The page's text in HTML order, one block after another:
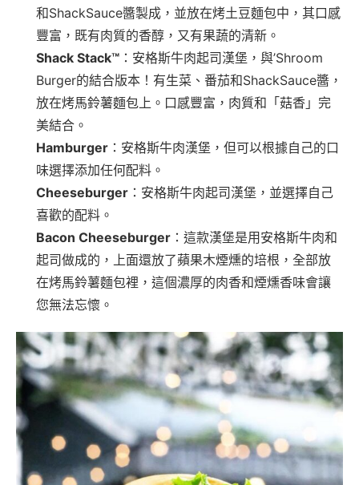
和ShackSauce醬製成，並放在烤土豆麵包中，其口感
豐富，既有肉質的香醇，又有果蔬的清新。
Shack Stack™ ：安格斯牛肉起司漢堡，與’Shroom
Burger的結合版本！有生菜、番茄和ShackSauce醬，
放在烤馬鈴薯麵包上。口感豐富，肉質和「菇香」完
美結合。
Hamburger ：安格斯牛肉漢堡，但可以根據自己的口
味選擇添加任何配料。
Cheeseburger ：安格斯牛肉起司漢堡，並選擇自己
喜歡的配料。
Bacon Cheeseburger ：這款漢堡是用安格斯牛肉和
起司做成的，上面還放了蘋果木煙燻的培根，全部放
在烤馬鈴薯麵包裡，這個濃厚的肉香和煙燻香味會讓
您無法忘懷。